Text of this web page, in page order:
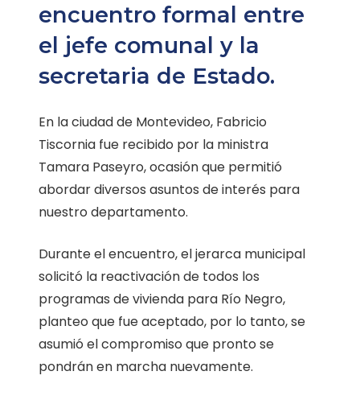
encuentro formal entre
el jefe comunal y la
secretaria de Estado.
En la ciudad de Montevideo, Fabricio
Tiscornia fue recibido por la ministra
Tamara Paseyro, ocasión que permitió
abordar diversos asuntos de interés para
nuestro departamento.
Durante el encuentro, el jerarca municipal
solicitó la reactivación de todos los
programas de vivienda para Río Negro,
planteo que fue aceptado, por lo tanto, se
asumió el compromiso que pronto se
pondrán en marcha nuevamente.